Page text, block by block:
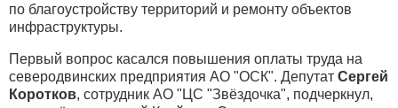
по благоустройству территорий и ремонту объектов
инфраструктуры.
Первый вопрос касался повышения оплаты труда на
северодвинских предприятия АО "ОСК". Депутат Сергей
Коротков, сотрудник АО "ЦС "Звёздочка", подчеркнул,